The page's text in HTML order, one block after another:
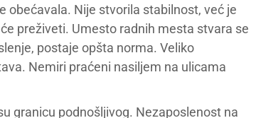
obećavala. Nije stvorila stabilnost, već je
preživeti. Umesto radnih mesta stvara se
postaje opšta norma. Veliko
Nemiri praćeni nasiljem na ulicama
granicu podnošljivog. Nezaposlenost na